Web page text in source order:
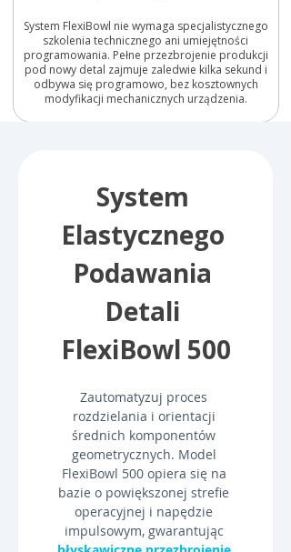
System FlexiBowl nie wymaga specjalistycznego
szkolenia technicznego ani umiejętności
programowania. Pełne przezbrojenie produkcji
pod nowy detal zajmuje zaledwie kilka sekund i
odbywa się programowo, bez kosztownych
modyfikacji mechanicznych urządzenia.
System
Elastycznego
Podawania
Detali
FlexiBowl 500
Zautomatyzuj proces
rozdzielania i orientacji
średnich komponentów
geometrycznych. Model
FlexiBowl 500 opiera się na
bazie o powiększonej strefie
operacyjnej i napędzie
impulsowym, gwarantując